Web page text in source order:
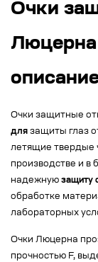
Очки
Очки защитные
для защиты глаз
летящие твердые
производстве и в
надежную защиту
обработке
лабораторных
Очки Люцерна
прочностью F,